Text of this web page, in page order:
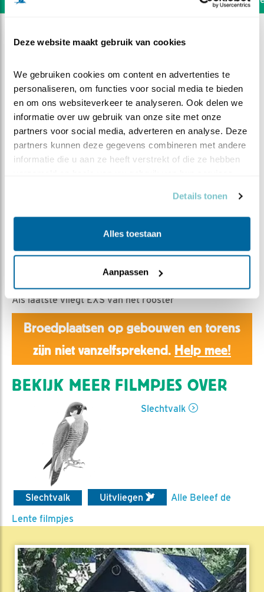
Deze website maakt gebruik van cookies
We gebruiken cookies om content en advertenties te
personaliseren, om functies voor social media te bieden
en om ons websiteverkeer te analyseren. Ook delen we
informatie over uw gebruik van onze site met onze
partners voor social media, adverteren en analyse. Deze
partners kunnen deze gegevens combineren met andere
informatie die u aan ze heeft verstrekt of die ze hebben
Details tonen
Alles toestaan
Aanpassen
De laatste de lucht in
Bewaar dit filmpje |
921x
Als laatste vliegt EXS van het rooster
Broedplaatsen op gebouwen en torens
zijn niet vanzelfsprekend. Help mee!
BEKIJK MEER FILMPJES OVER
Slechtvalk
Slechtvalk Uitvliegen
Alle Beleef de
Lente filmpjes